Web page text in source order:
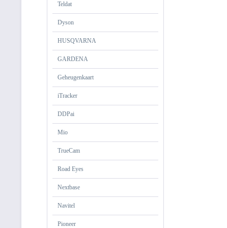
Teldat
Dyson
HUSQVARNA
GARDENA
Geheugenkaart
iTracker
DDPai
Mio
TrueCam
Road Eyes
Nextbase
Navitel
Pioneer